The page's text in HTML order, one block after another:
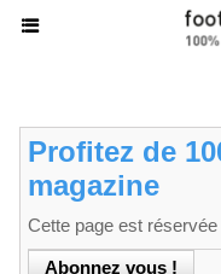
Profitez de
magazine
Cette page est